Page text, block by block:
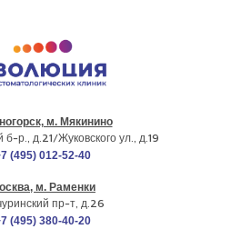
м. Мякинино
б-р., д.21 /Жуковского ул., д.19
(495) 012-52-40
м. Раменки
пр-т, д.26
(495) 380-40-20